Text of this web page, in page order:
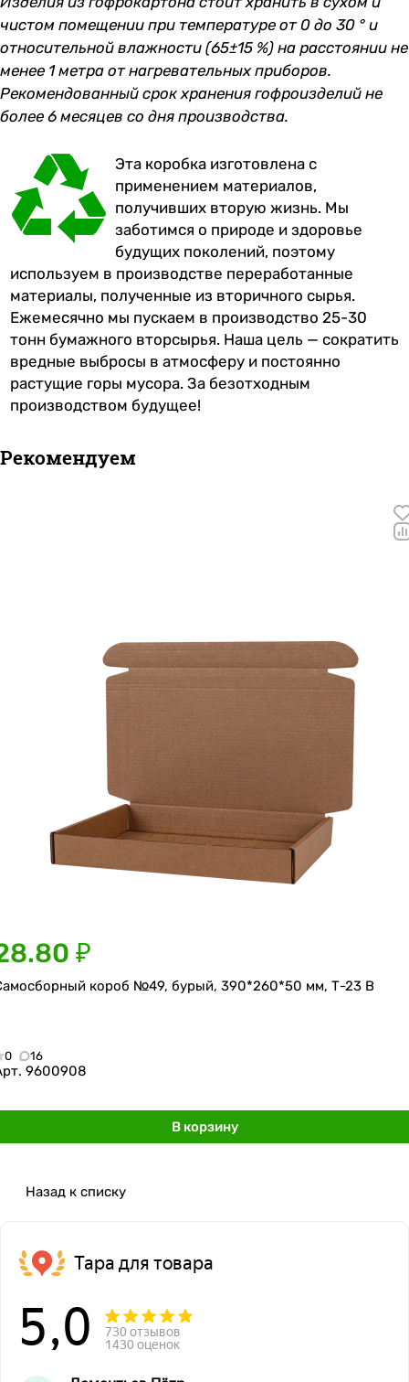
чистом помещении при температуре от 0 до 30 ° и
относительной влажности (65±15 %) на расстоянии не
менее 1 метра от нагревательных приборов.
Рекомендованный срок хранения гофроизделий не
более 6 месяцев со дня производства.
Эта коробка изготовлена с
применением материалов,
получивших вторую жизнь. Мы
заботимся о природе и здоровье
будущих поколений, поэтому
используем в производстве переработанные
материалы, полученные из вторичного сырья.
Ежемесячно мы пускаем в производство 25-30
тонн бумажного вторсырья. Наша цель — сократить
вредные выбросы в атмосферу и постоянно
растущие горы мусора. За безотходным
производством будущее!
Рекомендуем
₽
короб №49, бурый, 390*260*50 мм, Т-23 В
0 16
9600908
В корзину
Назад к списку
Тара для товара
5,0
730 отзывов
1430 оценок